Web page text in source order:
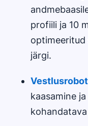
profiili ja 10
optimeeritud
järgi.
Vestlusrobot
kaasamine